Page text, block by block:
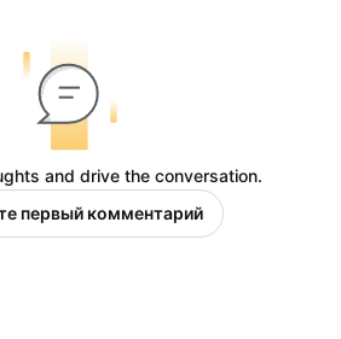
and drive the conversation.
первый комментарий